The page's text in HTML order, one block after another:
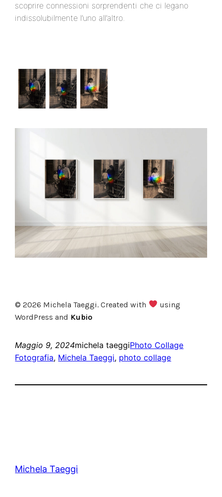
scoprire connessioni sorprendenti che ci legano
indissolubilmente l’uno all’altro.
© 2026 Michela Taeggi. Created with
using
WordPress and Kubio
Maggio 9, 2024michela taeggiPhoto Collage
Fotografia, Michela Taeggi, photo collage
Michela Taeggi